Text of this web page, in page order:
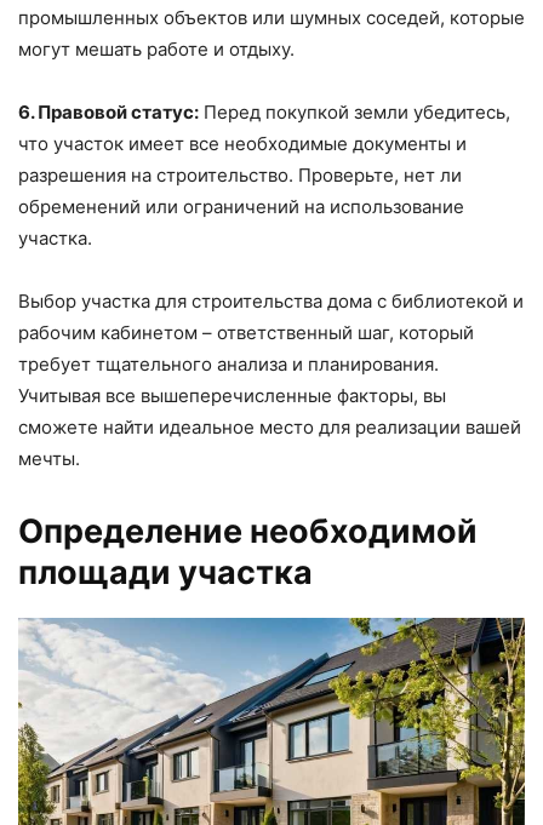
промышленных объектов или шумных соседей, которые
могут мешать работе и отдыху.
6. Правовой статус: Перед покупкой земли убедитесь,
что участок имеет все необходимые документы и
разрешения на строительство. Проверьте, нет ли
обременений или ограничений на использование
участка.
Выбор участка для строительства дома с библиотекой и
рабочим кабинетом – ответственный шаг, который
требует тщательного анализа и планирования.
Учитывая все вышеперечисленные факторы, вы
сможете найти идеальное место для реализации вашей
мечты.
Определение необходимой
площади участка